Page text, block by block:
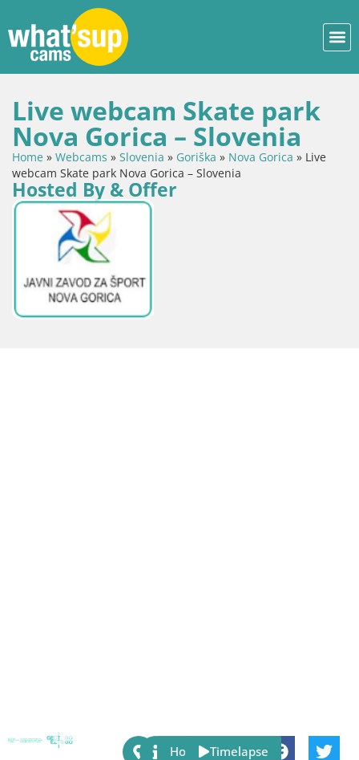
Live webcam Skate park
Nova Gorica – Slovenia
Home » Webcams » Slovenia » Goriška » Nova Gorica » Live
webcam Skate park Nova Gorica – Slovenia
Hosted By & Offer
Share:
Host Timelapse